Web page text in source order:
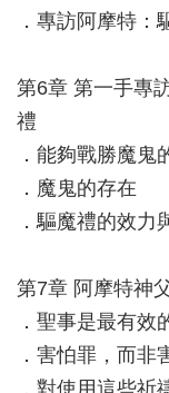
．專訪阿摩特：
第6章 第一手專
禮
．能夠戰勝魔鬼
．魔鬼的存在
．驅魔禮的效力
第7章 阿摩特神
．聖事是最有效
．害怕罪，而非
．對使用這些祈